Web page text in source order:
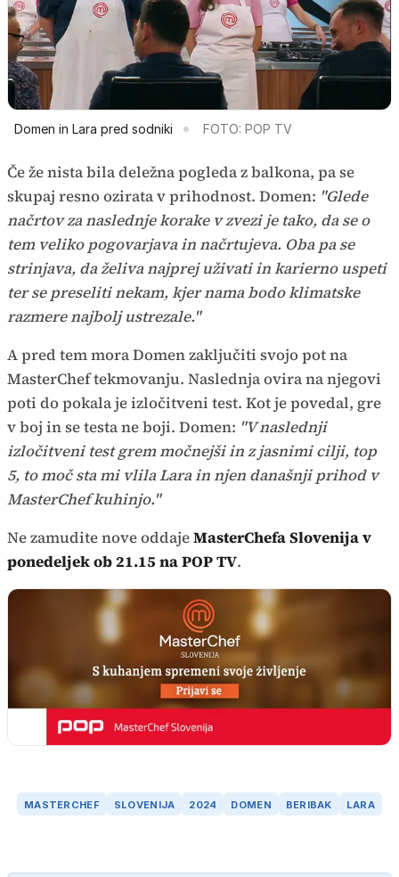
Domen in Lara pred sodniki FOTO: POP TV
Če že nista bila deležna pogleda z balkona, pa se
skupaj resno ozirata v prihodnost. Domen: "Glede
načrtov za naslednje korake v zvezi je tako, da se o
tem veliko pogovarjava in načrtujeva. Oba pa se
strinjava, da želiva najprej uživati in karierno uspeti
ter se preseliti nekam, kjer nama bodo klimatske
razmere najbolj ustrezale."
A pred tem mora Domen zaključiti svojo pot na
MasterChef tekmovanju. Naslednja ovira na njegovi
poti do pokala je izločitveni test. Kot je povedal, gre
v boj in se testa ne boji. Domen: "V naslednji
izločitveni test grem močnejši in z jasnimi cilji, top
5, to moč sta mi vlila Lara in njen današnji prihod v
MasterChef kuhinjo."
Ne zamudite nove oddajeMasterChefa Slovenija v
ponedeljek ob 21.15 na POP TV.
MASTERCHEF SLOVENIJA 2024 DOMEN BERIBAK LARA